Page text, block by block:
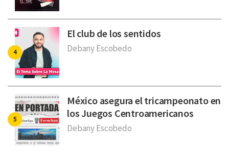
El club de los sentidos
Debany Escobedo
México asegura el tricampeonato en
los Juegos Centroamericanos
Debany Escobedo